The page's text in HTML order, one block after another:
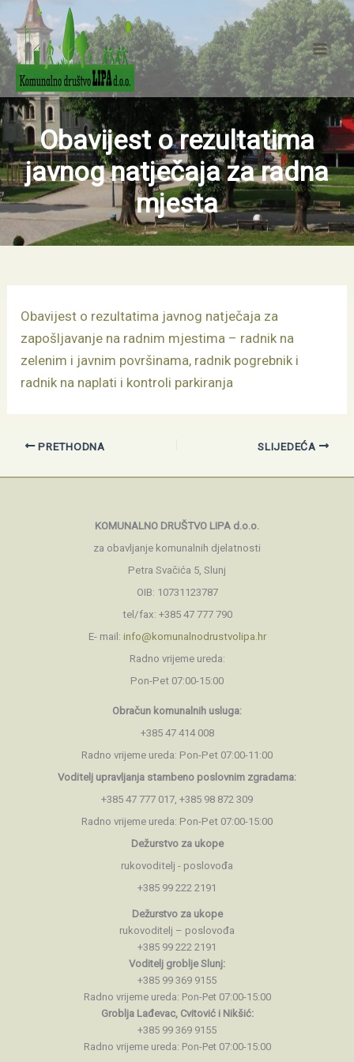
to
content
Obavijest o rezultatima
javnog natječaja za radna
mjesta
Obavijest o rezultatima javnog natječaja za
zapošljavanje na radnim mjestima – radnik na
zelenim i javnim površinama, radnik pogrebnik i
radnik na naplati i kontroli parkiranja
PRETHODNA SLIJEDEĆA
KOMUNALNO DRUŠTVO LIPA d.o.o.
za obavljanje komunalnih djelatnosti
Petra Svačića 5, Slunj
OIB: 10731123787
tel/fax: +385 47 777 790
E- mail: info@komunalnodrustvolipa.hr
Radno vrijeme ureda:
Pon-Pet 07:00-15:00
Obračun komunalnih usluga:
+385 47 414 008
Radno vrijeme ureda: Pon-Pet 07:00-11:00
Voditelj upravljanja stambeno poslovnim zgradama:
+385 47 777 017, +385 98 872 309
Radno vrijeme ureda: Pon-Pet 07:00-15:00
Dežurstvo za ukope
rukovoditelj - poslovođa
+385 99 222 2191
Dežurstvo za ukope
rukovoditelj – poslovođa
+385 99 222 2191
Voditelj groblje Slunj:
+385 99 369 9155
Radno vrijeme ureda: Pon-Pet 07:00-15:00
Groblja Lađevac, Cvitović i Nikšić:
+385 99 369 9155
Radno vrijeme ureda: Pon-Pet 07:00-15:00